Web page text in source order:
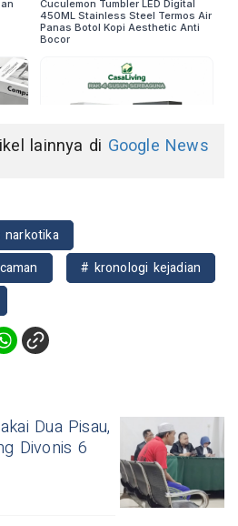
lainnya di Google News
# kronologi kejadian
Dua Pisau,
Divonis 6